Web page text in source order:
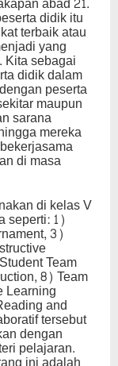
didik itu
terbaik atau
yang
Kita sebagai
didik dalam
peserta
maupun
sarana
mereka
di masa
di kelas V
seperti: 1)
3)
Team
8) Team
Learning
and
tersebut
dengan
pelajaran.